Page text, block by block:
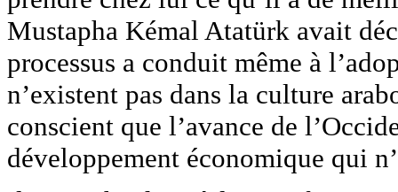
Mustapha Kémal Atatürk avait
processus a conduit même à
n’existent pas dans la culture
conscient que l’avance de
développement économique qui